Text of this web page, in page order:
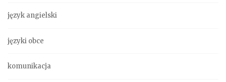
język angielski
języki obce
komunikacja